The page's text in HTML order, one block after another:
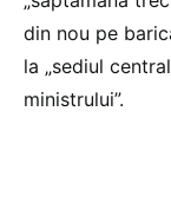
din nou pe
la „sediul
ministrului”.